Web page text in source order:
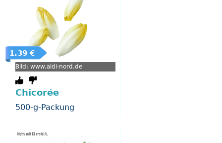
1.39 €
Bild: www.aldi-nord.de
Chicorée
500-g-Packung